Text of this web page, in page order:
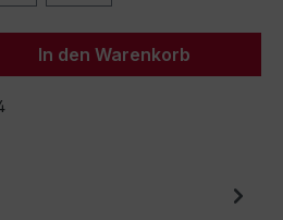
Gib den
In den Warenkorb